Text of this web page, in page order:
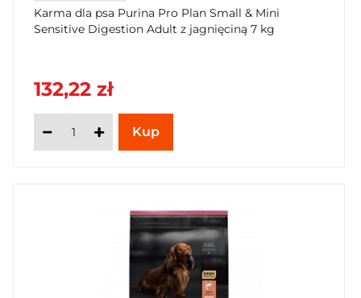
Karma dla psa Purina Pro Plan Small & Mini
Sensitive Digestion Adult z jagnięciną 7 kg
132,22 zł